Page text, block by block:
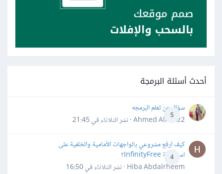
أحدث أسئلة البرمجة
5
سؤال عن تعلم البرمجه
Ahmed Alhafiz2 · نشر
الثلاثاء في 21:45
4
كيف ارفع مشروعي بالواجهات الأمامية والخلفية على
استضافة InfinityFree؟
Hiba Abdalrheem · نشر
الثلاثاء في 16:50